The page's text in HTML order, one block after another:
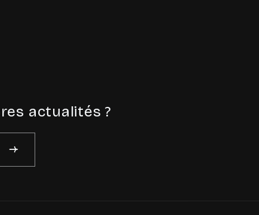
actualités ?